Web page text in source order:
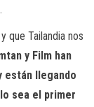
que Tailandia nos
y Film han
están llegando
sea el primer